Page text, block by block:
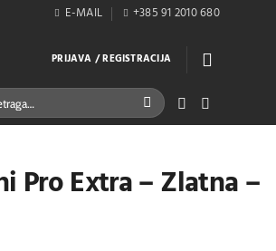
E-MAIL +385 91 2010 680
PRIJAVA / REGISTRACIJA
Pro Extra – Zlatna –